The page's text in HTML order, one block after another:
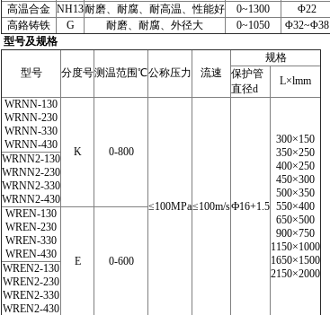
高温合金 NH13耐磨、耐腐、耐高温、性能好 0~1300
Φ22
高鉻铸铁
G 耐磨、耐腐、外径大 0~1050
Φ32~Φ38
型号及规格
型号 分度号测温范围℃公称压力 流速
规格
保护管
直径d
L×lmm
WRNN-130
WRNN-230
WRNN-330
WRNN-430
K 0-800
≤100MPa≤100m/sФ16+1.5
300×150
350×250
400×250
450×300
500×350
550×400
650×500
900×750
1150×1000
1650×1500
2150×2000
WRNN2-130
WRNN2-230
WRNN2-330
WRNN2-430
WREN-130
WREN-230
WREN-330
WREN-430
E 0-600
WREN2-130
WREN2-230
WREN2-330
WREN2-430